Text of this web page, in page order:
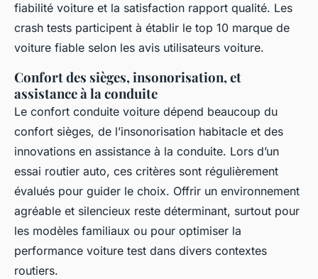
fiabilité voiture et la satisfaction rapport qualité. Les
crash tests participent à établir le top 10 marque de
voiture fiable selon les avis utilisateurs voiture.
Confort des sièges, insonorisation, et
assistance à la conduite
Le confort conduite voiture dépend beaucoup du
confort sièges, de l’insonorisation habitacle et des
innovations en assistance à la conduite. Lors d’un
essai routier auto, ces critères sont régulièrement
évalués pour guider le choix. Offrir un environnement
agréable et silencieux reste déterminant, surtout pour
les modèles familiaux ou pour optimiser la
performance voiture test dans divers contextes
routiers.